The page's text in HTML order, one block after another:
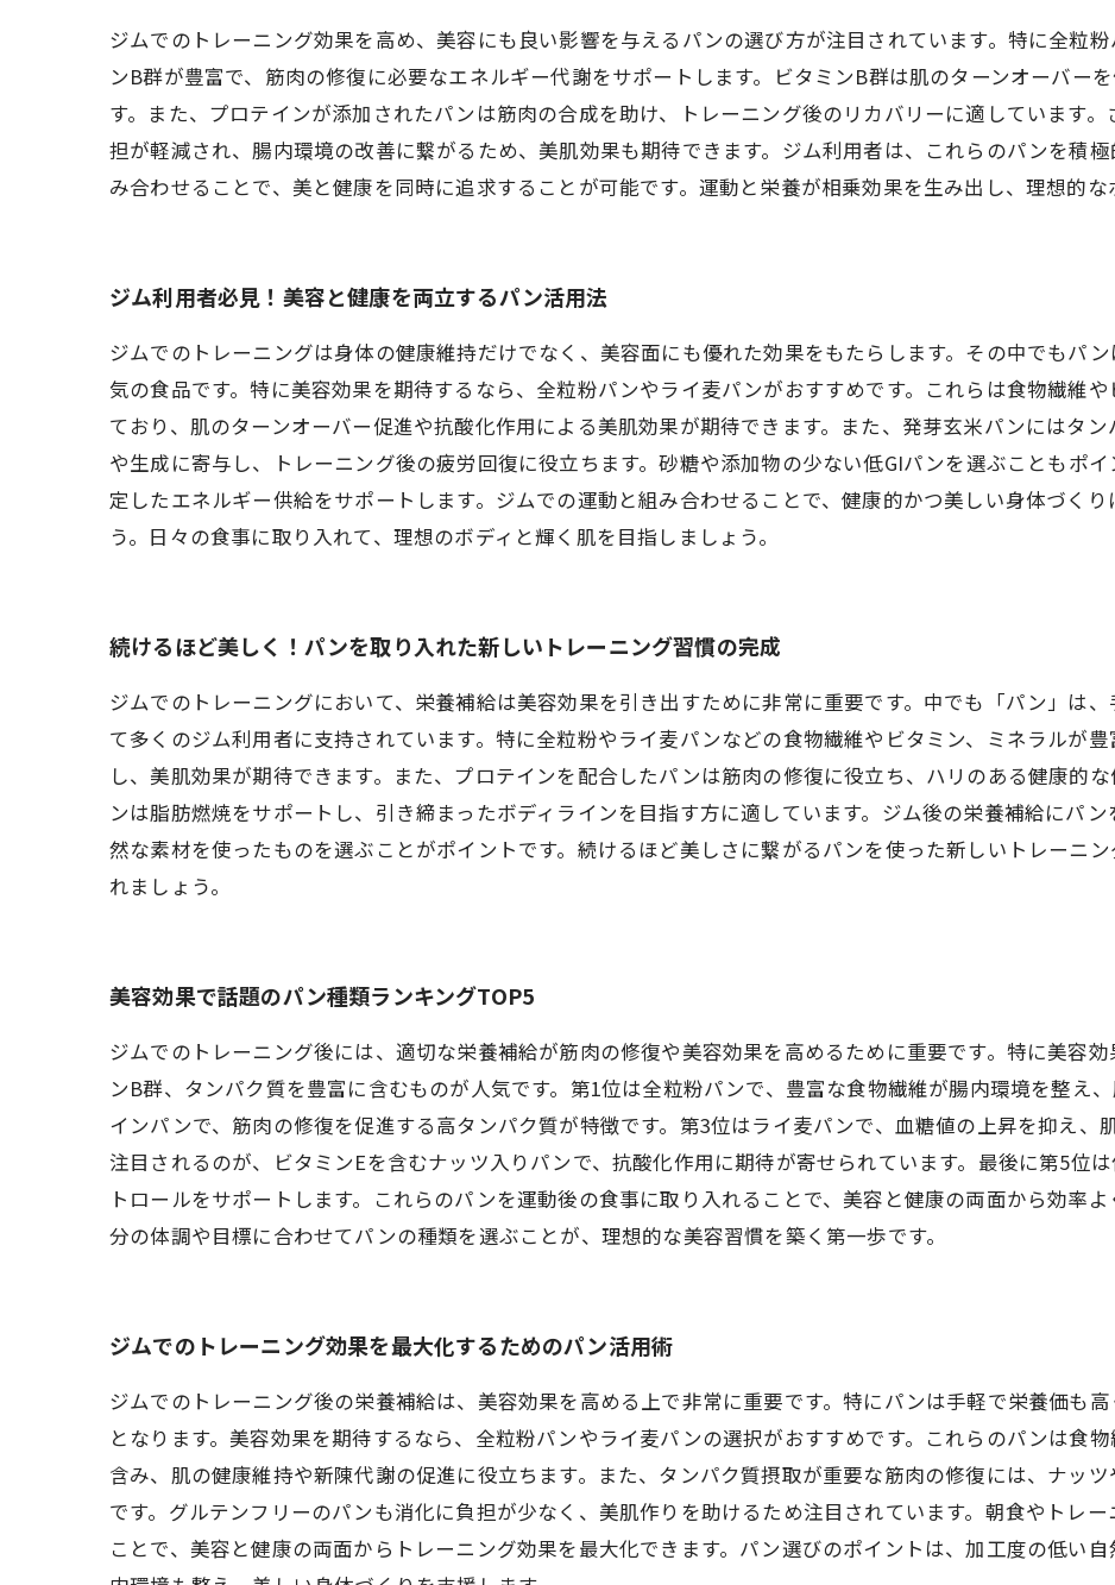
ジムでのトレーニング効果を高め、美容にも良い影響を与えるパンの選び方が注目されています。特に全粒
ンB群が豊富で、筋肉の修復に必要なエネルギー代謝をサポートします。ビタミンB群は肌のターンオーバー
す。また、プロテインが添加されたパンは筋肉の合成を助け、トレーニング後のリカバリーに適しています
担が軽減され、腸内環境の改善に繋がるため、美肌効果も期待できます。ジム利用者は、これらのパンを積
み合わせることで、美と健康を同時に追求することが可能です。運動と栄養が相乗効果を生み出し、理想的な
ジム利用者必見！美容と健康を両立するパン活用法
ジムでのトレーニングは身体の健康維持だけでなく、美容面にも優れた効果をもたらします。その中でもパ
気の食品です。特に美容効果を期待するなら、全粒粉パンやライ麦パンがおすすめです。これらは食物繊維
ており、肌のターンオーバー促進や抗酸化作用による美肌効果が期待できます。また、発芽玄米パンにはタ
や生成に寄与し、トレーニング後の疲労回復に役立ちます。砂糖や添加物の少ない低GIパンを選ぶこともポ
定したエネルギー供給をサポートします。ジムでの運動と組み合わせることで、健康的かつ美しい身体づく
う。日々の食事に取り入れて、理想のボディと輝く肌を目指しましょう。
続けるほど美しく！パンを取り入れた新しいトレーニング習慣の完成
ジムでのトレーニングにおいて、栄養補給は美容効果を引き出すために非常に重要です。中でも「パン」は
て多くのジム利用者に支持されています。特に全粒粉やライ麦パンなどの食物繊維やビタミン、ミネラルが
し、美肌効果が期待できます。また、プロテインを配合したパンは筋肉の修復に役立ち、ハリのある健康的
ンは脂肪燃焼をサポートし、引き締まったボディラインを目指す方に適しています。ジム後の栄養補給にパ
然な素材を使ったものを選ぶことがポイントです。続けるほど美しさに繋がるパンを使った新しいトレーニ
れましょう。
美容効果で話題のパン種類ランキングTOP5
ジムでのトレーニング後には、適切な栄養補給が筋肉の修復や美容効果を高めるために重要です。特に美容
ンB群、タンパク質を豊富に含むものが人気です。第1位は全粒粉パンで、豊富な食物繊維が腸内環境を整え
インパンで、筋肉の修復を促進する高タンパク質が特徴です。第3位はライ麦パンで、血糖値の上昇を抑え、
注目されるのが、ビタミンEを含むナッツ入りパンで、抗酸化作用に期待が寄せられています。最後に第5位
トロールをサポートします。これらのパンを運動後の食事に取り入れることで、美容と健康の両面から効率
分の体調や目標に合わせてパンの種類を選ぶことが、理想的な美容習慣を築く第一歩です。
ジムでのトレーニング効果を最大化するためのパン活用術
ジムでのトレーニング後の栄養補給は、美容効果を高める上で非常に重要です。特にパンは手軽で栄養価も
となります。美容効果を期待するなら、全粒粉パンやライ麦パンの選択がおすすめです。これらのパンは食
含み、肌の健康維持や新陳代謝の促進に役立ちます。また、タンパク質摂取が重要な筋肉の修復には、ナッ
です。グルテンフリーのパンも消化に負担が少なく、美肌作りを助けるため注目されています。朝食やトレ
ことで、美容と健康の両面からトレーニング効果を最大化できます。パン選びのポイントは、加工度の低い